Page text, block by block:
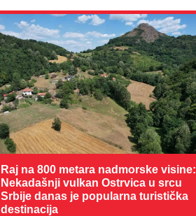
Raj na 800 metara nadmorske visine:
Nekadašnji vulkan Ostrvica u srcu
Srbije danas je popularna turistička
destinacija